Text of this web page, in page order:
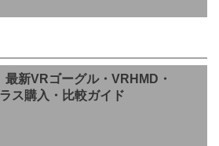
最新VRゴーグル・VRHMD・
ス購入・比較ガイド